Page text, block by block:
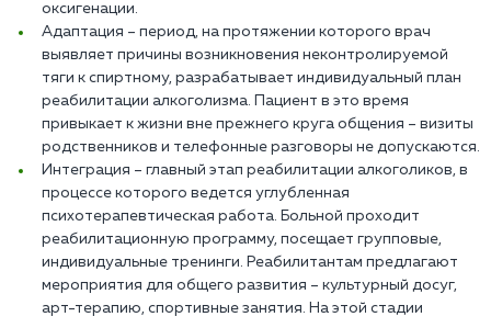
оксигенации.
Адаптация – период, на протяжении которого врач
выявляет причины возникновения неконтролируемой
тяги к спиртному, разрабатывает индивидуальный план
реабилитации алкоголизма. Пациент в это время
привыкает к жизни вне прежнего круга общения – визиты
родственников и телефонные разговоры не допускаются.
Интеграция – главный этап реабилитации алкоголиков, в
процессе которого ведется углубленная
психотерапевтическая работа. Больной проходит
реабилитационную программу, посещает групповые,
индивидуальные тренинги. Реабилитантам предлагают
мероприятия для общего развития – культурный досуг,
арт-терапию, спортивные занятия. На этой стадии